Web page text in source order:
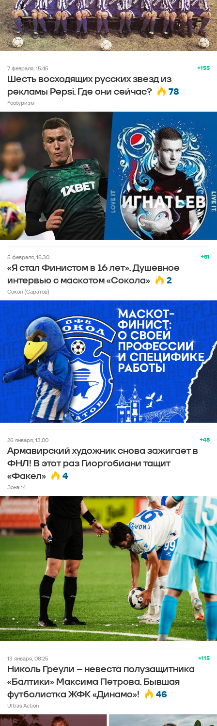
+155
7 февраля, 15:45
Шесть восходящих русских звезд из
рекламы Pepsi. Где они сейчас?
78
Footуризм
+61
5 февраля, 16:30
«Я стал Финистом в 16 лет». Душевное
интервью с маскотом «Сокола»
2
Сокол (Саратов)
+48
26 января, 13:00
Армавирский художник снова зажигает в
ФНЛ! В этот раз Гиоргобиани тащит
«Факел»
4
Зона 14
+115
13 января, 08:25
Николь Греули – невеста полузащитника
«Балтики» Максима Петрова. Бывшая
футболистка ЖФК «Динамо»!
46
Ultras Action